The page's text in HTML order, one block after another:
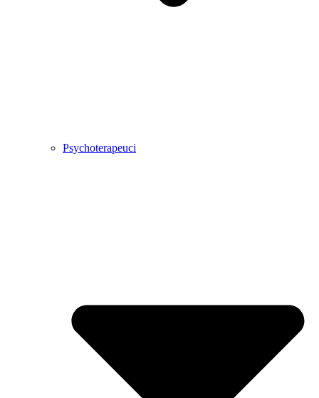
Psychoterapeuci